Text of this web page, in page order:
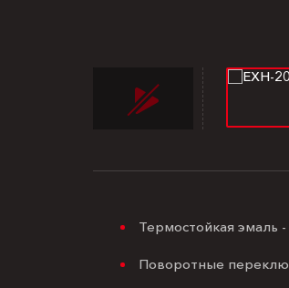
Термостойкая эмаль -
Поворотные